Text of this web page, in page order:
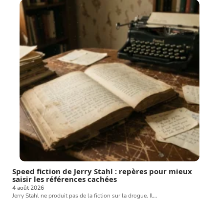
Speed fiction de Jerry Stahl : repères pour mieux
saisir les références cachées
4 août 2026
Jerry Stahl ne produit pas de la fiction sur la drogue. Il…